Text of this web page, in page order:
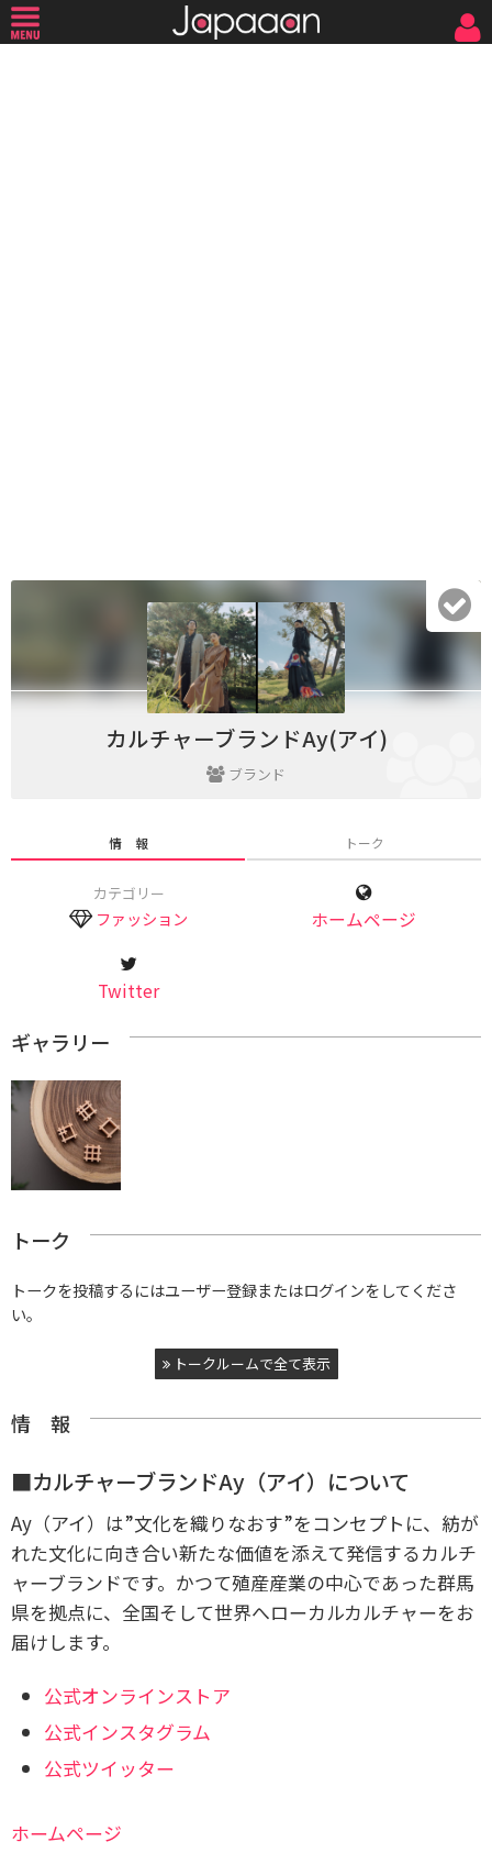
カルチャーブランドAy(アイ)
ブランド
情 報 トーク
カテゴリー
ファッション ホームページ
Twitter
ギャラリー
トーク
トークを投稿するにはユーザー登録またはログインをしてくださ
い。
トークルームで全て表示
情 報
■カルチャーブランドAy（アイ）について
Ay（アイ）は”文化を織りなおす”をコンセプトに、紡が
れた文化に向き合い新たな価値を添えて発信するカルチ
ャーブランドです。かつて殖産産業の中心であった群馬
県を拠点に、全国そして世界へローカルカルチャーをお
届けします。
公式オンラインストア
公式インスタグラム
公式ツイッター
ホームページ